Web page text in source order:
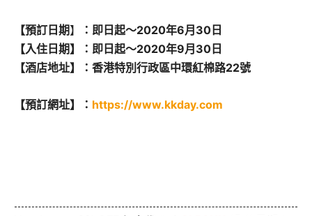
【預訂日期】
：即日起～2020年6月30日
【入住日期】：即日起～2020年9月30日
【酒店地址】：香港特別行政區中環紅棉路22號
【預訂網址】： https://www.kkday.com